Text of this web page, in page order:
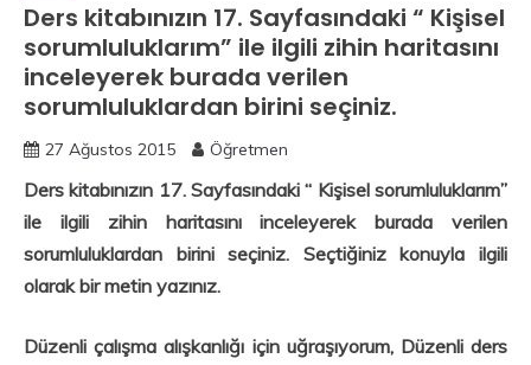
Ders kitabınızın 17. Sayfasındaki “ Kişisel
sorumluluklarım” ile ilgili zihin haritasını
inceleyerek burada verilen
sorumluluklardan birini seçiniz.
27 Ağustos 2015 Öğretmen
Ders kitabınızın 17. Sayfasındaki “ Kişisel sorumluluklarım”
ile ilgili zihin haritasını inceleyerek burada verilen
sorumluluklardan birini seçiniz. Seçtiğiniz konuyla ilgili
olarak bir metin yazınız.
Düzenli çalışma alışkanlığı için uğraşıyorum, Düzenli ders